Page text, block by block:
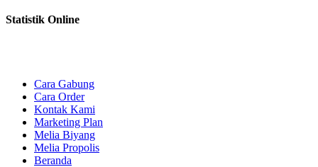
Statistik Online
Cara Gabung
Cara Order
Kontak Kami
Marketing Plan
Melia Biyang
Melia Propolis
Beranda